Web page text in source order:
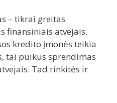
– tikrai greitas
finansiniais atvejais.
kredito įmonės teikia
tai puikus sprendimas
Tad rinkitės ir